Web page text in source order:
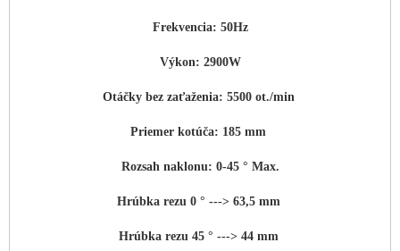
Frekvencia: 50Hz
Výkon: 2900W
Otáčky bez zaťaženia: 5500 ot./min
Priemer kotúča: 185 mm
Rozsah naklonu: 0-45 ° Max.
Hrúbka rezu 0 ° ---> 63,5 mm
Hrúbka rezu 45 ° ---> 44 mm